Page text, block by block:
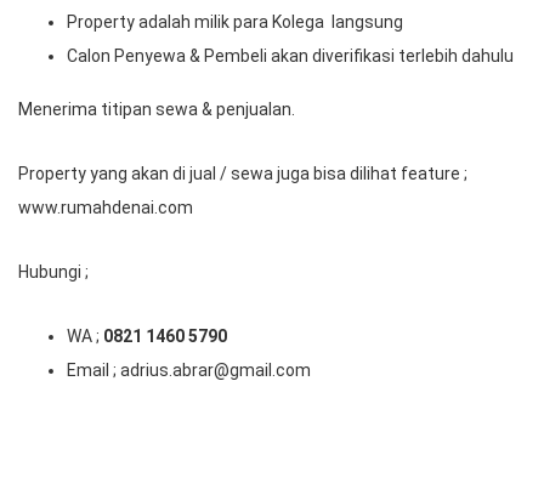
Property adalah milik para Kolega langsung
Calon Penyewa & Pembeli akan diverifikasi terlebih dahulu
Menerima titipan sewa & penjualan.
Property yang akan di jual / sewa juga bisa dilihat feature ;
www.rumahdenai.com
Hubungi ;
WA ; 0821 1460 5790
Email ; adrius.abrar@gmail.com